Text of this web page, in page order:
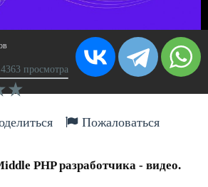
просмотра
Пожаловаться
PHP разработчика - видео.